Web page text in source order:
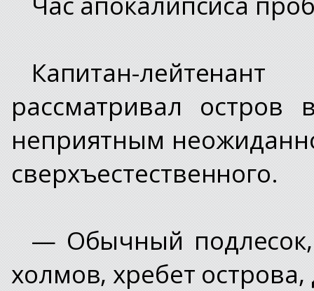
Капитан-
рассматривал
неприятным
сверхъестественного.
— Обычный
холмов, хребет